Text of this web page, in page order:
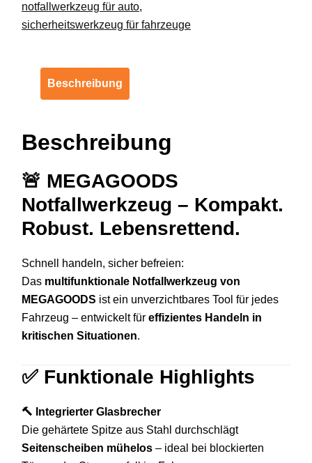
notfallwerkzeug für auto,
sicherheitswerkzeug für fahrzeuge
Beschreibung
Beschreibung
🚨 MEGAGOODS
Notfallwerkzeug – Kompakt.
Robust. Lebensrettend.
Schnell handeln, sicher befreien:
Das multifunktionale Notfallwerkzeug von
MEGAGOODS ist ein unverzichtbares Tool für jedes
Fahrzeug – entwickelt für effizientes Handeln in
kritischen Situationen.
✅ Funktionale Highlights
🔨 Integrierter Glasbrecher
Die gehärtete Spitze aus Stahl durchschlägt
Seitenscheiben mühelos – ideal bei blockierten